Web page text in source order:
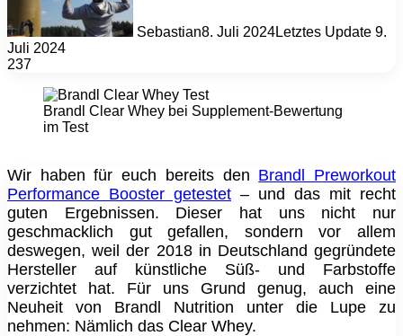
Sebastian8. Juli 2024Letztes Update 9.
Juli 2024
237
Brandl Clear Whey bei Supplement-Bewertung
im Test
Wir haben für euch bereits den Brandl Preworkout
Performance Booster getestet – und das mit recht
guten Ergebnissen. Dieser hat uns nicht nur
geschmacklich gut gefallen, sondern vor allem
deswegen, weil der 2018 in Deutschland gegründete
Hersteller auf künstliche Süß- und Farbstoffe
verzichtet hat. Für uns Grund genug, auch eine
Neuheit von Brandl Nutrition unter die Lupe zu
nehmen: Nämlich das Clear Whey.